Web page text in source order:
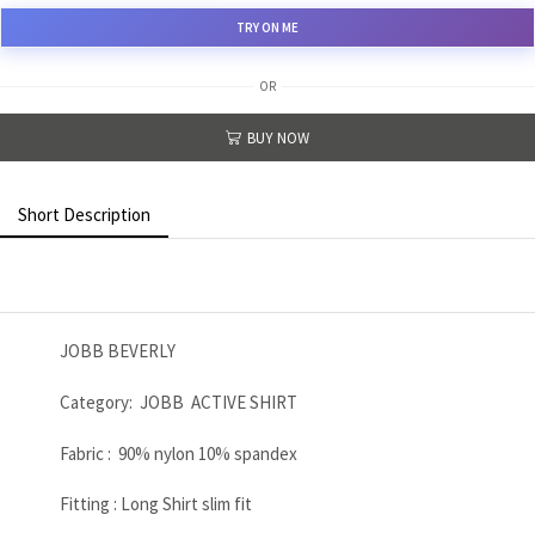
TRY ON ME
OR
BUY NOW
Short Description
JOBB BEVERLY
Category: JOBB ACTIVE SHIRT
Fabric : 90% nylon 10% spandex
Fitting : Long Shirt slim fit